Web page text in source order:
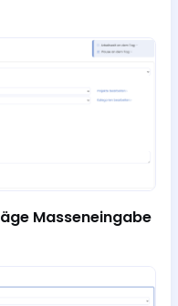
Masseneingabe